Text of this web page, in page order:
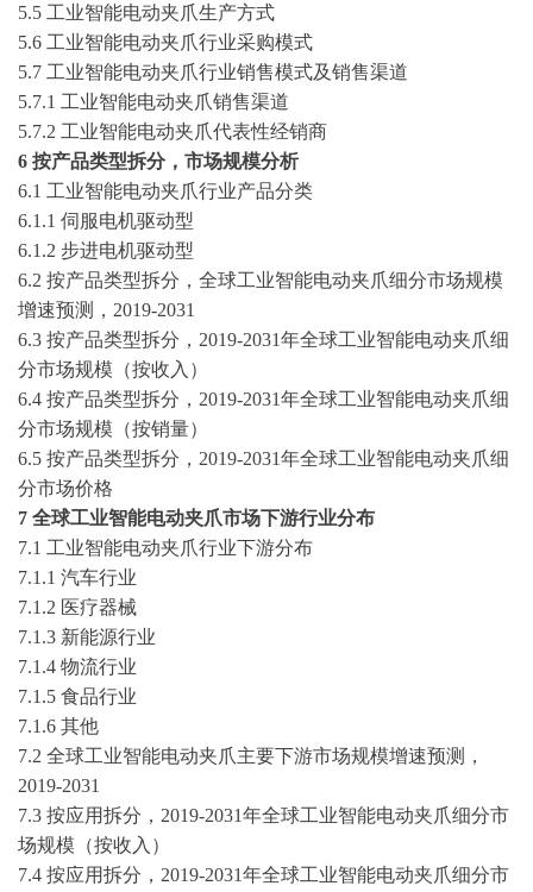
5.5 工业智能电动夹爪生产方式
5.6 工业智能电动夹爪行业采购模式
5.7 工业智能电动夹爪行业销售模式及销售渠道
5.7.1 工业智能电动夹爪销售渠道
5.7.2 工业智能电动夹爪代表性经销商
6 按产品类型拆分，市场规模分析
6.1 工业智能电动夹爪行业产品分类
6.1.1 伺服电机驱动型
6.1.2 步进电机驱动型
6.2 按产品类型拆分，全球工业智能电动夹爪细分市场规模
增速预测， 2019-2031
6.3 按产品类型拆分， 2019-2031年全球工业智能电动夹爪细
分市场规模（按收入）
6.4 按产品类型拆分， 2019-2031年全球工业智能电动夹爪细
分市场规模（按销量）
6.5 按产品类型拆分， 2019-2031年全球工业智能电动夹爪细
分市场价格
7 全球工业智能电动夹爪市场下游行业分布
7.1 工业智能电动夹爪行业下游分布
7.1.1 汽车行业
7.1.2 医疗器械
7.1.3 新能源行业
7.1.4 物流行业
7.1.5 食品行业
7.1.6 其他
7.2 全球工业智能电动夹爪主要下游市场规模增速预测，
2019-2031
7.3 按应用拆分， 2019-2031年全球工业智能电动夹爪细分市
场规模（按收入）
7.4 按应用拆分， 2019-2031年全球工业智能电动夹爪细分市